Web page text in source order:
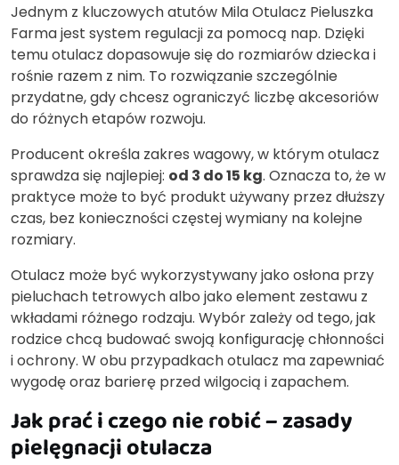
Jednym z kluczowych atutów Mila Otulacz Pieluszka
Farma jest system regulacji za pomocą nap. Dzięki
temu otulacz dopasowuje się do rozmiarów dziecka i
rośnie razem z nim. To rozwiązanie szczególnie
przydatne, gdy chcesz ograniczyć liczbę akcesoriów
do różnych etapów rozwoju.
Producent określa zakres wagowy, w którym otulacz
sprawdza się najlepiej: od 3 do 15 kg. Oznacza to, że w
praktyce może to być produkt używany przez dłuższy
czas, bez konieczności częstej wymiany na kolejne
rozmiary.
Otulacz może być wykorzystywany jako osłona przy
pieluchach tetrowych albo jako element zestawu z
wkładami różnego rodzaju. Wybór zależy od tego, jak
rodzice chcą budować swoją konfigurację chłonności
i ochrony. W obu przypadkach otulacz ma zapewniać
wygodę oraz barierę przed wilgocią i zapachem.
Jak prać i czego nie robić – zasady
pielęgnacji otulacza